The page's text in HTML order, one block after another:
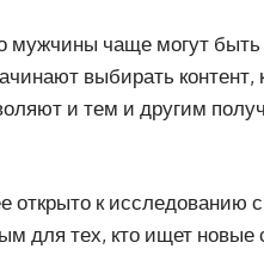
мужчины чаще могут
выбирать контент,
и тем и другим
открыто к исследованию
для тех, кто ищет